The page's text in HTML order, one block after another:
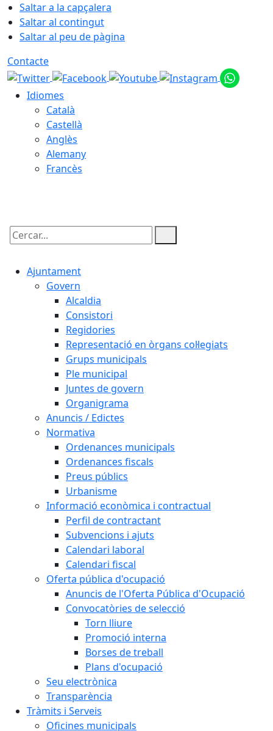
Saltar a la capçalera
Saltar al contingut
Saltar al peu de pàgina
Contacte
Idiomes
Català
Castellà
Anglès
Alemany
Francès
Cercar:
Ajuntament
Govern
Alcaldia
Consistori
Regidories
Representació en òrgans col·legiats
Grups municipals
Ple municipal
Juntes de govern
Organigrama
Anuncis / Edictes
Normativa
Ordenances municipals
Ordenances fiscals
Preus públics
Urbanisme
Informació econòmica i contractual
Perfil de contractant
Subvencions i ajuts
Calendari laboral
Calendari fiscal
Oferta pública d'ocupació
Anuncis de l'Oferta Pública d'Ocupació
Convocatòries de selecció
Torn lliure
Promoció interna
Borses de treball
Plans d'ocupació
Seu electrònica
Transparència
Tràmits i Serveis
Oficines municipals